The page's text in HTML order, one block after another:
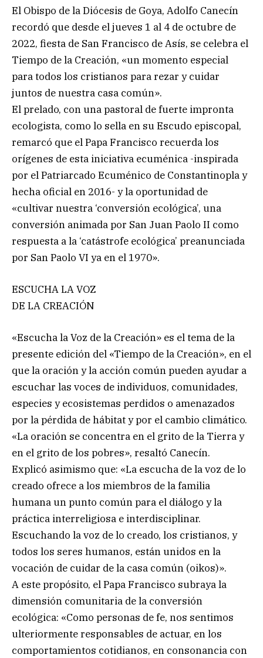
El Obispo de la Diócesis de Goya, Adolfo Canecín
recordó que desde el jueves 1 al 4 de octubre de
2022, fiesta de San Francisco de Asís, se celebra el
Tiempo de la Creación, «un momento especial
para todos los cristianos para rezar y cuidar
juntos de nuestra casa común».
El prelado, con una pastoral de fuerte impronta
ecologista, como lo sella en su Escudo episcopal,
remarcó que el Papa Francisco recuerda los
orígenes de esta iniciativa ecuménica -inspirada
por el Patriarcado Ecuménico de Constantinopla y
hecha oficial en 2016- y la oportunidad de
«cultivar nuestra ‘conversión ecológica’, una
conversión animada por San Juan Paolo II como
respuesta a la ‘catástrofe ecológica’ preanunciada
por San Paolo VI ya en el 1970».
ESCUCHA LA VOZ
DE LA CREACIÓN
«Escucha la Voz de la Creación» es el tema de la
presente edición del «Tiempo de la Creación», en el
que la oración y la acción común pueden ayudar a
escuchar las voces de individuos, comunidades,
especies y ecosistemas perdidos o amenazados
por la pérdida de hábitat y por el cambio climático.
«La oración se concentra en el grito de la Tierra y
en el grito de los pobres», resaltó Canecín.
Explicó asimismo que: «La escucha de la voz de lo
creado ofrece a los miembros de la familia
humana un punto común para el diálogo y la
práctica interreligiosa e interdisciplinar.
Escuchando la voz de lo creado, los cristianos, y
todos los seres humanos, están unidos en la
vocación de cuidar de la casa común (oikos)».
A este propósito, el Papa Francisco subraya la
dimensión comunitaria de la conversión
ecológica: «Como personas de fe, nos sentimos
ulteriormente responsables de actuar, en los
comportamientos cotidianos, en consonancia con